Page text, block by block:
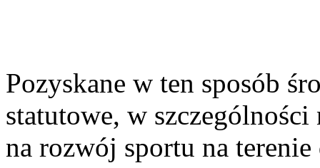
Pozyskane w ten sposób
statutowe, w
na rozwój sportu na terenie